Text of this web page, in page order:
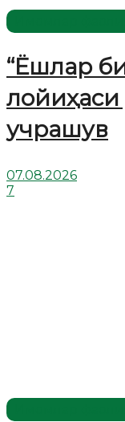
“Ёшлар
учрашув
07.08.2026
7